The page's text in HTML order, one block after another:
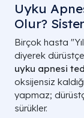
Uyku
Olur?
Birçok hasta
diyerek
uyku apnesi
oksijensiz
yapmaz;
sürükler.